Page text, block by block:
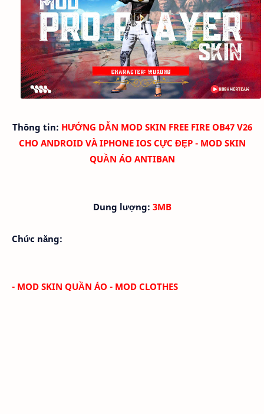
Thông tin: HƯỚNG DẪN MOD SKIN FREE FIRE OB47 V26
CHO ANDROID VÀ IPHONE IOS CỰC ĐẸP - MOD SKIN
QUẦN ÁO ANTIBAN
Dung lượng: 3MB
Chức năng:
- MOD SKIN QUẦN ÁO - MOD CLOTHES